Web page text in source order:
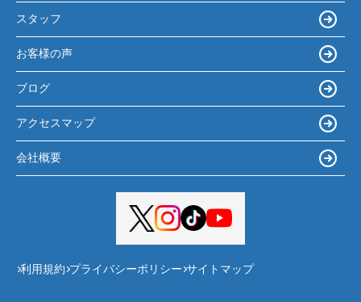
スタッフ
お客様の声
ブログ
アクセスマップ
会社概要
利用規約 プライバシーポリシー サイトマップ